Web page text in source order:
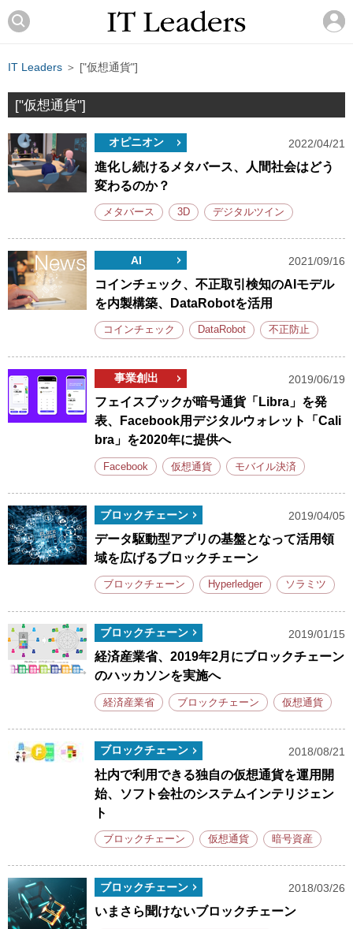
IT Leaders ＞ ["仮想通貨"]
["仮想通貨"]
オピニオン 2022/04/21
進化し続けるメタバース、人間社会はどう
変わるのか？
メタバース 3D デジタルツイン
AI 2021/09/16
コインチェック、不正取引検知のAIモデル
を内製構築、DataRobotを活用
コインチェック DataRobot 不正防止
事業創出 2019/06/19
フェイスブックが暗号通貨「Libra」を発
表、Facebook用デジタルウォレット「Cali
bra」を2020年に提供へ
Facebook 仮想通貨 モバイル決済
ブロックチェーン 2019/04/05
データ駆動型アプリの基盤となって活用領
域を広げるブロックチェーン
ブロックチェーン Hyperledger ソラミツ
ブロックチェーン 2019/01/15
経済産業省、2019年2月にブロックチェーン
のハッカソンを実施へ
経済産業省 ブロックチェーン 仮想通貨
ブロックチェーン 2018/08/21
社内で利用できる独自の仮想通貨を運用開
始、ソフト会社のシステムインテリジェン
ト
ブロックチェーン 仮想通貨 暗号資産
ブロックチェーン 2018/03/26
いまさら聞けないブロックチェーン